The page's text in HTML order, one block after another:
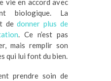
vie en accord avec
biologique. La
dedonner plus de
. Ce n’est pas
mais remplir son
qui lui font du bien.
prendre soin de